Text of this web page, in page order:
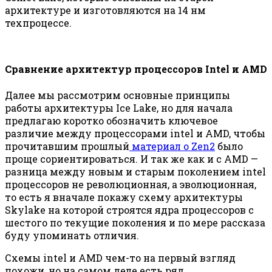
архитектуре и изготовляются на 14 нм
техпроцессе.
Сравнение архитектур процессоров Intel и AMD
Далее мы рассмотрим основные принципы
работы архитектуры Ice Lake, но для начала
предлагаю коротко обозначить ключевое
различие между процессорами intel и AMD, чтобы
прочитавшим прошлый материал о Zen2 было
проще сориентироваться. И так же как и с AMD —
разница между новым и старым поколением intel
процессоров не революционная, а эволюционная,
то есть я вначале покажу схему архитектуры
Skylake на которой строятся ядра процессоров с
шестого по текущие поколения и по мере рассказа
буду упоминать отличия.
Схемы intel и AMD чем-то на первый взгляд